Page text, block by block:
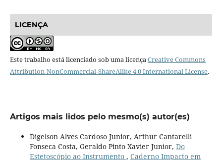
LICENÇA
Este trabalho está licenciado sob uma licençaCreative Commons
Attribution-NonCommercial-ShareAlike 4.0 International License.
Artigos mais lidos pelo mesmo(s) autor(es)
Digelson Alves Cardoso Junior, Arthur Cantarelli
Fonseca Costa, Geraldo Pinto Xavier Junior, Do
Estetoscópio ao Instrumento , Caderno Impacto em